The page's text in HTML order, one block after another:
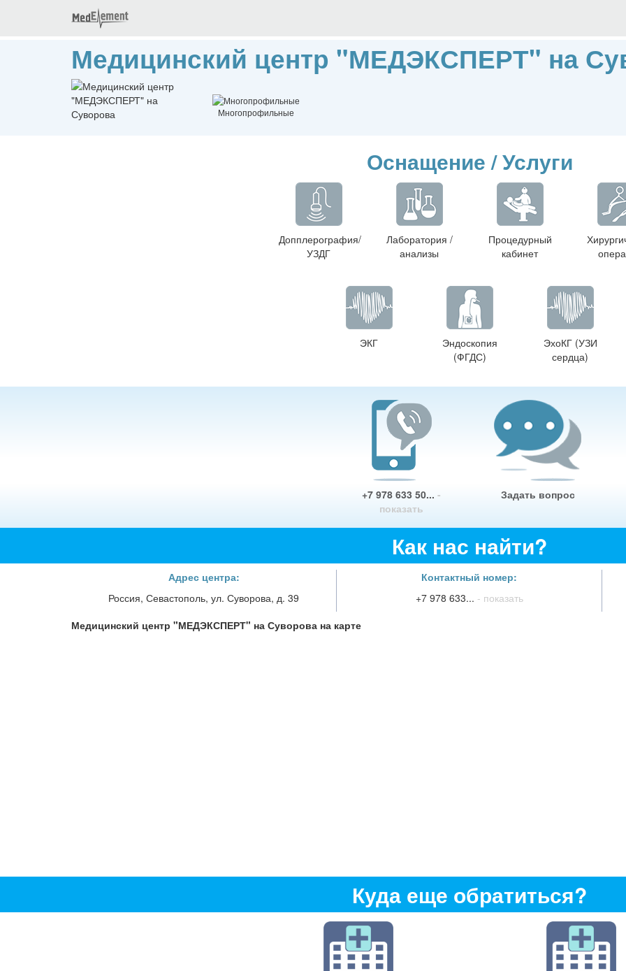
Медицинский центр "МЕДЭКСПЕРТ" на
Многопрофильные
Оснащение / Услуги
Допплерография/
УЗДГ
Лаборатория /
анализы
Процедурный
кабинет
ЭКГ
Эндоскопия
(ФГДС)
ЭхоКГ (УЗИ
сердца)
+7 978 633 50... -
показать
Задать вопрос
Как нас найти?
Адрес центра:
Россия, Севастополь, ул. Суворова, д. 39
Контактный номер:
+7 978 633... - показать
Медицинский центр "МЕДЭКСПЕРТ" на Суворова на карте
Куда еще обратиться?